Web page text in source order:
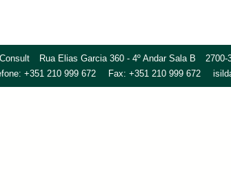
Consult Rua Elias Garcia 360 - 4º Andar Sala B 2700-
+351 210 999 672 Fax: +351 210 999 672